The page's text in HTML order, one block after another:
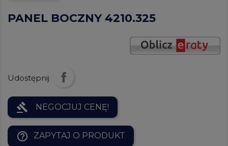
PANEL BOCZNY 4210.325
Udostępnij
gavel NEGOCJUJ CENĘ!
help_outline ZAPYTAJ O PRODUKT